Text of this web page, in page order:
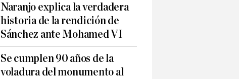
Naranjo explica la verdadera
historia de la rendición de
Sánchez ante Mohamed VI
Se cumplen 90 años de la
voladura del monumento al